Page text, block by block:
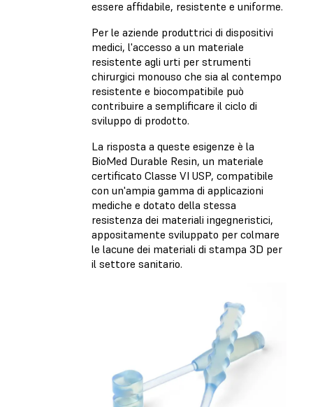
essere affidabile, resistente e uniforme.
Per le aziende produttrici di dispositivi
medici, l'accesso a un materiale
resistente agli urti per strumenti
chirurgici monouso che sia al contempo
resistente e biocompatibile può
contribuire a semplificare il ciclo di
sviluppo di prodotto.
La risposta a queste esigenze è la
BioMed Durable Resin, un materiale
certificato Classe VI USP, compatibile
con un'ampia gamma di applicazioni
mediche e dotato della stessa
resistenza dei materiali ingegneristici,
appositamente sviluppato per colmare
le lacune dei materiali di stampa 3D per
il settore sanitario.